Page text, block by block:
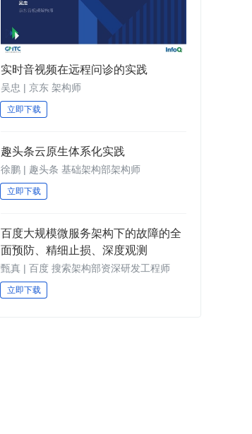
实时音视频在远程问诊的实践
吴忠 | 京东 架构师
立即下载
趣头条云原生体系化实践
徐鹏 | 趣头条 基础架构部架构师
立即下载
百度大规模微服务架构下的故障的全
面预防、精细止损、深度观测
甄真 | 百度 搜索架构部资深研发工程师
立即下载